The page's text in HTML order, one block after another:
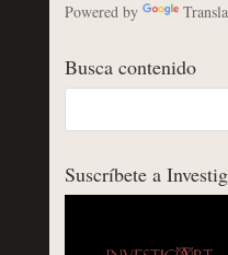
Powered by
Busca contenido
Suscríbete a